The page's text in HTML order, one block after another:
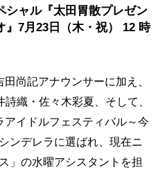
シャル『太田胃散プレゼン
』7月23日（木・祝） 12 時
尚記アナウンサーに加え、
詩織・佐々木彩夏、そして、
イドルフェスティバル～今
ンデレラに選ばれ、現在ニ
」の水曜アシスタントを担